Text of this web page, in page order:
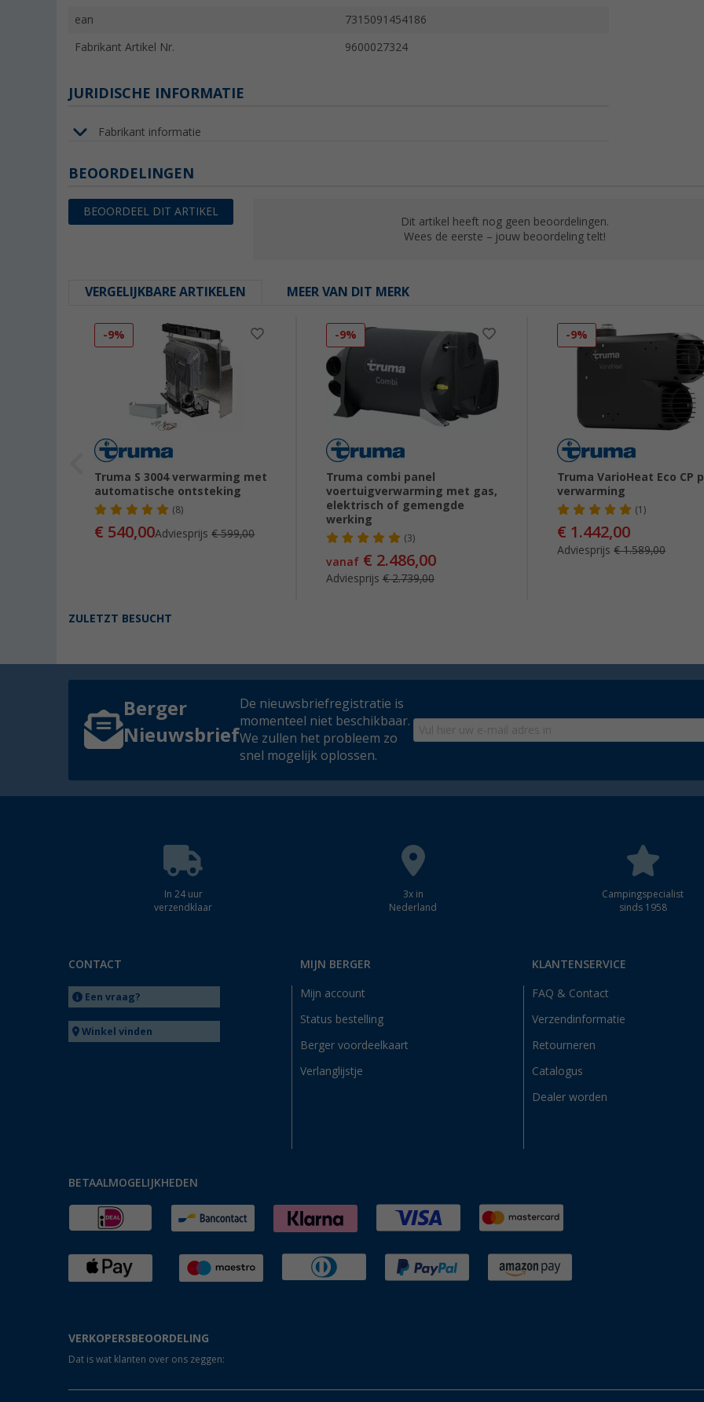
ean 7315091454186
Fabrikant Artikel Nr. 9600027324
JURIDISCHE INFORMATIE
Fabrikant informatie
BEOORDELINGEN
BEOORDEEL DIT ARTIKEL
Dit artikel heeft nog geen beoordelingen.
Wees de eerste – jouw beoordeling telt!
VERGELIJKBARE ARTIKELEN MEER VAN DIT MERK
-9%
Truma S 3004 verwarming met
automatische ontsteking
(8)
€ 540,00Adviesprijs€ 599,00
-9%
Truma combi panel
voertuigverwarming met gas,
elektrisch of gemengde
werking
(3)
vanaf€ 2.486,00
Adviesprijs € 2.739,00
-9%
Truma VarioHeat Eco CP
verwarming
(1)
€ 1.442,00
Adviesprijs€ 1.589,00
ZULETZT BESUCHT
Berger
Nieuwsbrief
De nieuwsbriefregistratie is
momenteel niet beschikbaar.
We zullen het probleem zo
snel mogelijk oplossen.
In 24 uur
verzendklaar
3x in
Nederland
Campingspecialist
sinds 1958
CONTACT
Een vraag?
Winkel vinden
MIJN BERGER
Mijn account
Status bestelling
Berger voordeelkaart
Verlanglijstje
KLANTENSERVICE
FAQ & Contact
Verzendinformatie
Retourneren
Catalogus
Dealer worden
BETAALMOGELIJKHEDEN
VERKOPERSBEOORDELING
Dat is wat klanten over ons zeggen: